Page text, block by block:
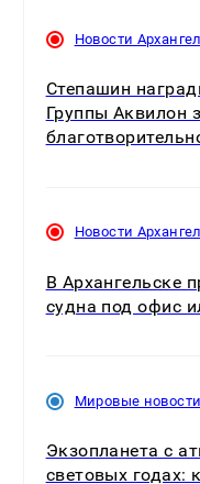
Новости
Степашин
Группы Аквилон
Новости
В Архангельске
судна под офис
Мировые новости
Экзопланета с
световых